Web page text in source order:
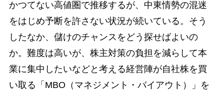
かつてない高値圏で推移するが、中東情勢の混迷
をはじめ予断を許さない状況が続いている。そう
したなか、儲けのチャンスをどう探せばよいの
か。難度は高いが、株主対策の負担を減らして本
業に集中したいなどと考える経営陣が自社株を買
い取る「MBO（マネジメント・バイアウト）」を